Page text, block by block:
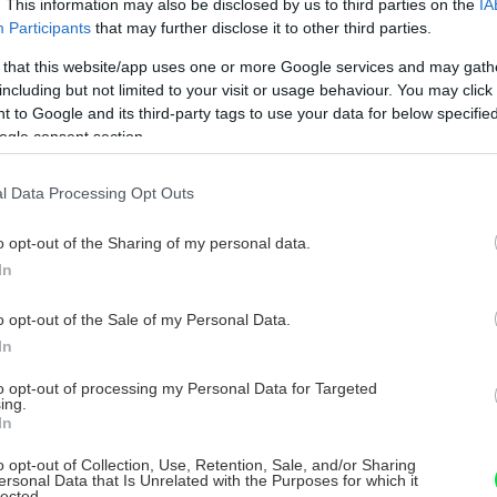
This information may also be disclosed by us to third parties on the
Participants that may further disclose it to other third parties.
that this website/app uses one or more Google services and may
but not limited to your visit or usage behaviour. You may
to Google and its third-party tags to use your data for below
consent section.
Data Processing Opt Outs
opt-out of the Sharing of my personal data.
opt-out of the Sale of my Personal Data.
opt-out of processing my Personal Data for Targeted
opt-out of Collection, Use, Retention, Sale, and/or Sharing
Data that Is Unrelated with the Purposes for which it
– pero + drážka, úchopové kapsy)
599 mm, ks 7,584 €
približne 3,8 kg/m2, papierové
pásová